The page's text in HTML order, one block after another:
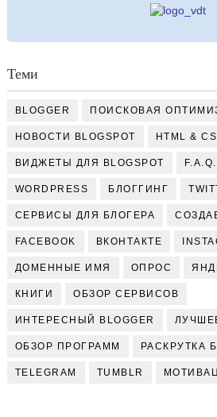
Теми
BLOGGER ПОИСКОВАЯ
НОВОСТИ BLOGSPOT HTML &
ВИДЖЕТЫ ДЛЯ BLOGSPOT F.A.Q.
WORDPRESS БЛОГГИНГ
СЕРВИСЫ ДЛЯ БЛОГЕРА
FACEBOOK ВКОНТАКТЕ
ДОМЕННЫЕ ИМЯ ОПРОС
КНИГИ ОБЗОР СЕРВИСОВ
ИНТЕРЕСНЫЙ BLOGGER
ОБЗОР ПРОГРАММ РАСКРУТКА
TELEGRAM TUMBLR